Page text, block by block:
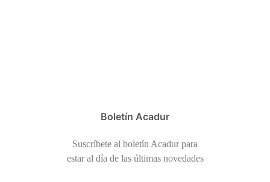
Boletín Acadur
Suscríbete al boletín Acadur para
estar al día de las últimas novedades